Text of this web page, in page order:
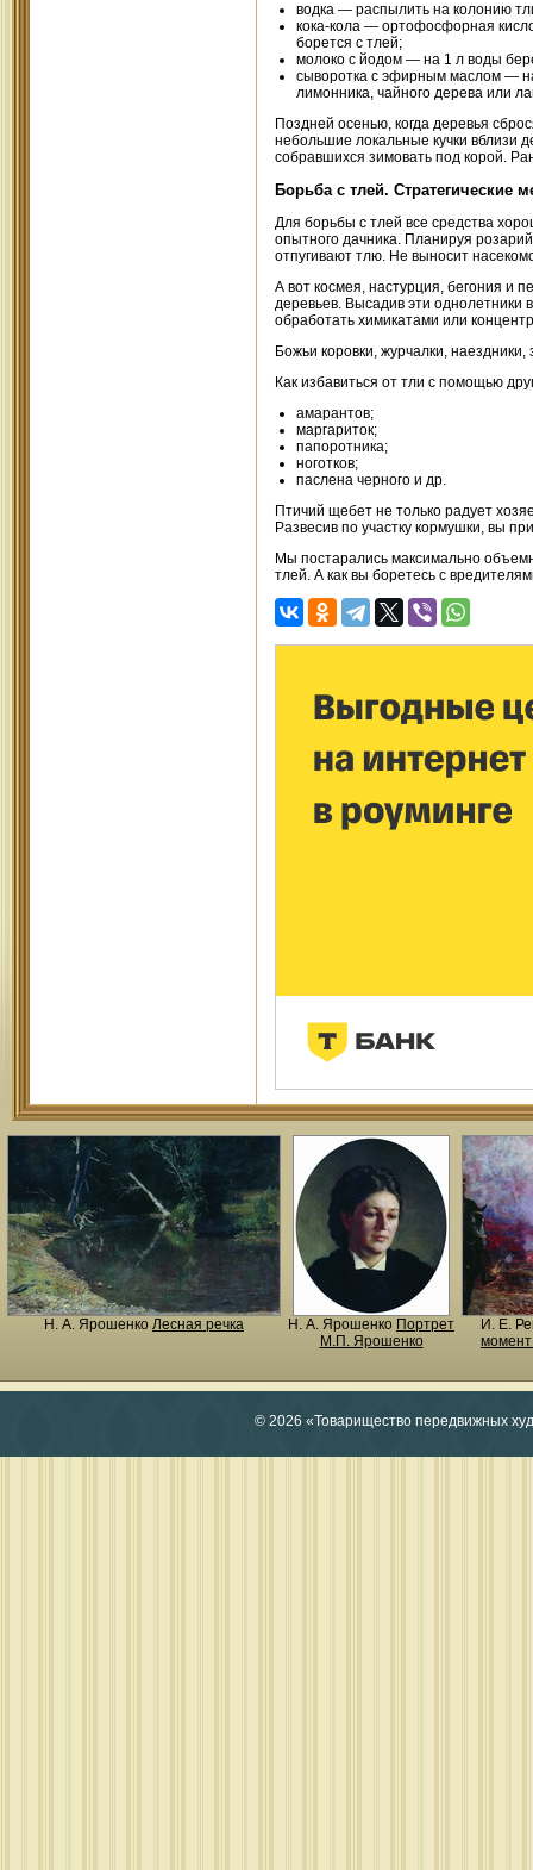
водка — распылить на колонию
кока-кола — ортофосфорная
борется с тлей;
молоко с йодом — на 1 л воды
сыворотка с эфирным маслом — на
лимонника, чайного дерева или
Поздней осенью, когда деревья
небольшие локальные кучки вблизи
собравшихся зимовать под корой.
Борьба с тлей. Стратегические
Для борьбы с тлей все средства
опытного дачника. Планируя
отпугивают тлю. Не выносит
А вот космея, настурция, бегония и
деревьев. Высадив эти однолетники
обработать химикатами или
Божьи коровки, журчалки,
Как избавиться от тли с помощью
амарантов;
маргариток;
папоротника;
ноготков;
паслена черного и др.
Птичий щебет не только радует
Развесив по участку кормушки, вы
Мы постарались максимально
тлей. А как вы боретесь с
Н. A. Ярошенко Лесная речка Н. A. Ярошенко Портрет
М.П. Ярошенко
И. Е.
момент
© 2026 «Товарищество передвижных